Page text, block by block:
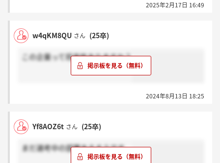
2025年2月17日 16:49
w4qKM8QU さん (25卒)
この企業って将来性ありますか？
2024年8月13日 18:25
Yf8AOZ6t さん (25卒)
まだ選考中の部署あるそうです。